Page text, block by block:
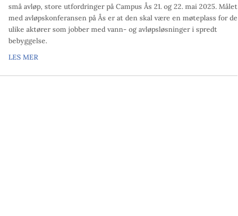
små avløp, store utfordringer på Campus Ås 21. og 22. mai 2025. Målet
med avløpskonferansen på Ås er at den skal være en møteplass for de
ulike aktører som jobber med vann- og avløpsløsninger i spredt
bebyggelse.
LES MER